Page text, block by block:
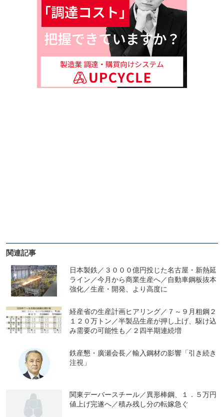
関連記事
日本製鉄／３０００億円投じた名古屋・新熱延
ライン／今月から商業生産へ／自動車鋼板抜本
強化／生産・開発、より高度に
経産省の生産計画ヒアリング／７～９月粗鋼２
１２０万トン／半製品生産が押し上げ、駆け込
み需要の可能性も／２四半期連続増
鉄産懇・廣瀬会長／輸入鋼材の影響「引き続き
注視」
関東デーバースチール／異形棒鋼、１．５万円
値上げ完遂へ／積み残し分の転嫁急ぐ